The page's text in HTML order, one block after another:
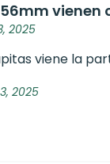
2025
viene la
2025